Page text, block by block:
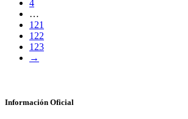
4
…
121
122
123
→
Información Oficial